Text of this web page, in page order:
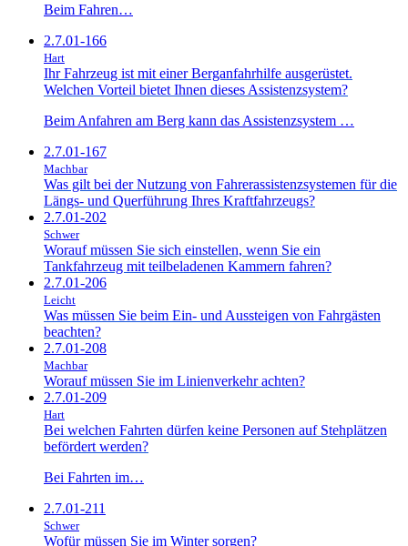
Beim Fahren…
2.7.01-166
Hart
Ihr Fahrzeug ist mit einer Berganfahrhilfe ausgerüstet.
Welchen Vorteil bietet Ihnen dieses Assistenzsystem?
Beim Anfahren am Berg kann das Assistenzsystem …
2.7.01-167
Machbar
Was gilt bei der Nutzung von Fahrerassistenzsystemen für die
Längs- und Querführung Ihres Kraftfahrzeugs?
2.7.01-202
Schwer
Worauf müssen Sie sich einstellen, wenn Sie ein
Tankfahrzeug mit teilbeladenen Kammern fahren?
2.7.01-206
Leicht
Was müssen Sie beim Ein- und Aussteigen von Fahrgästen
beachten?
2.7.01-208
Machbar
Worauf müssen Sie im Linienverkehr achten?
2.7.01-209
Hart
Bei welchen Fahrten dürfen keine Personen auf Stehplätzen
befördert werden?
Bei Fahrten im…
2.7.01-211
Schwer
Wofür müssen Sie im Winter sorgen?